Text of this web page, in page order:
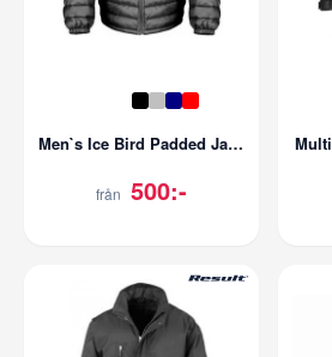
Men`s Ice Bird Padded Jacket
från 500:-